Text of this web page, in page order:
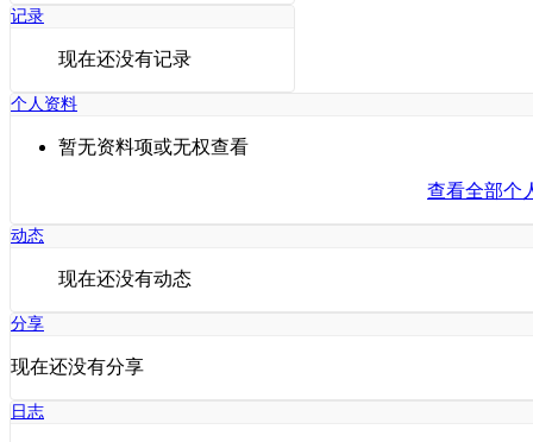
记录
现在还没有记录
个人资料
暂无资料项或无权查看
查看全部个
动态
现在还没有动态
分享
现在还没有分享
日志